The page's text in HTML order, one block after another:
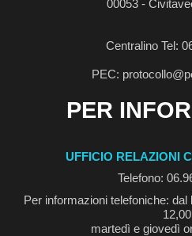
00053 -
Centralino Tel:
PEC:
PER
UFFICIO RELAZIONI
Telefono:
Per informazioni telefoniche:
12,00
martedì e giovedì